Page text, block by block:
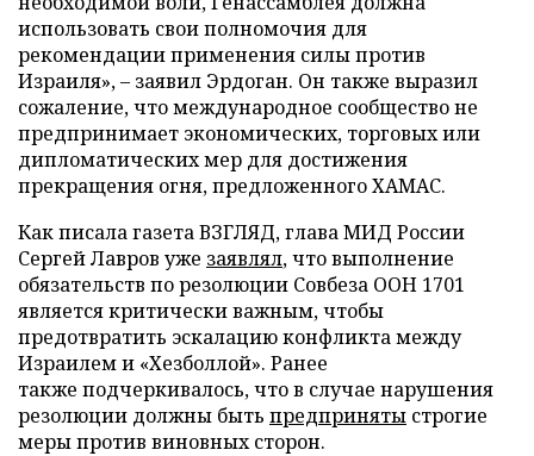
использовать свои полномочия для
рекомендации применения силы против
Израиля», – заявил Эрдоган. Он также выразил
сожаление, что международное сообщество не
предпринимает экономических, торговых или
дипломатических мер для достижения
прекращения огня, предложенного ХАМАС.
Как писала газета ВЗГЛЯД, глава МИД России
Сергей Лавров уже заявлял, что выполнение
обязательств по резолюции Совбеза ООН 1701
является критически важным, чтобы
предотвратить эскалацию конфликта между
Израилем и «Хезболлой». Ранее
также подчеркивалось, что в случае нарушения
резолюции должны быть предприняты строгие
меры против виновных сторон.